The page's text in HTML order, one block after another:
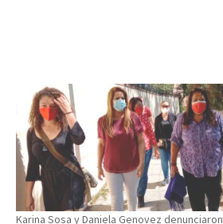
Karina Sosa y Daniela Genovez denunciaron